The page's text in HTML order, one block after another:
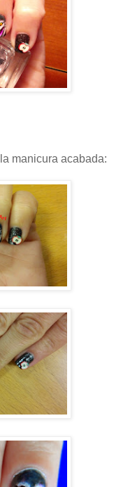
manicura acabada: